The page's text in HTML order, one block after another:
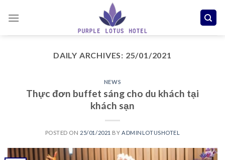
DAILY ARCHIVES: 25/01/2021
NEWS
Thực đơn buffet sáng cho du khách tại
khách sạn
POSTED ON 25/01/2021 BY ADMINLOTUSHOTEL